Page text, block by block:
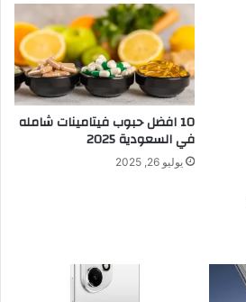
10 افضل حبوب فيتامينات شامله​
في السعودية 2025
يوليو 26, 2025